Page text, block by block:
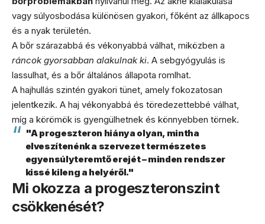
vagy súlyosbodása különösen gyakori, főként az állkapocs
és a nyak területén.
A bőr szárazabbá és vékonyabbá válhat, miközben a
ráncok gyorsabban alakulnak ki. A sebgyógyulás is
lassulhat, és a bőr általános állapota romlhat.
A hajhullás szintén gyakori tünet, amely fokozatosan
jelentkezik. A haj vékonyabbá és töredezettebbé válhat,
míg a körömök is gyengülhetnek és könnyebben törnek.
"A progeszteron hiánya olyan, mintha
elveszítenénk a szervezet természetes
egyensúlyteremtő erejét – minden rendszer
kissé kileng a helyéről."
Mi okozza a progeszteronszint
csökkenését?